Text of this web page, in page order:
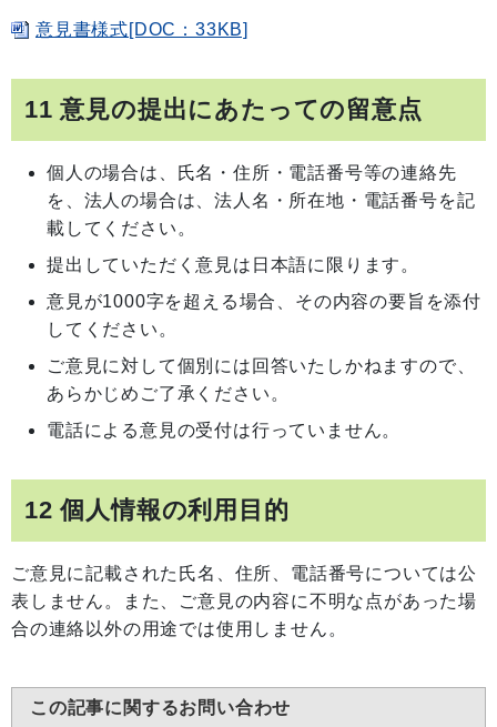
意見書様式[DOC：33KB]
11 意見の提出にあたっての留意点
個人の場合は、氏名・住所・電話番号等の連絡先
を、法人の場合は、法人名・所在地・電話番号を記
載してください。
提出していただく意見は日本語に限ります。
意見が1000字を超える場合、その内容の要旨を添付
してください。
ご意見に対して個別には回答いたしかねますので、
あらかじめご了承ください。
電話による意見の受付は行っていません。
12 個人情報の利用目的
ご意見に記載された氏名、住所、電話番号については公
表しません。また、ご意見の内容に不明な点があった場
合の連絡以外の用途では使用しません。
この記事に関するお問い合わせ